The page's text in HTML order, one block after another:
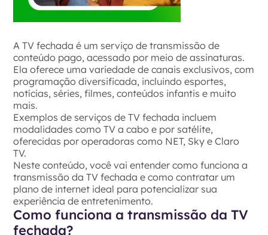
A TV fechada é um serviço de transmissão de
conteúdo pago, acessado por meio de assinaturas.
Ela oferece uma variedade de canais exclusivos, com
programação diversificada, incluindo esportes,
notícias, séries, filmes, conteúdos infantis e muito
mais.
Exemplos de serviços de TV fechada incluem
modalidades como TV a cabo e por satélite,
oferecidas por operadoras como NET, Sky e Claro
TV.
Neste conteúdo, você vai entender como funciona a
transmissão da TV fechada e como contratar um
plano de internet ideal para potencializar sua
experiência de entretenimento.
Como funciona a transmissão da TV
fechada?